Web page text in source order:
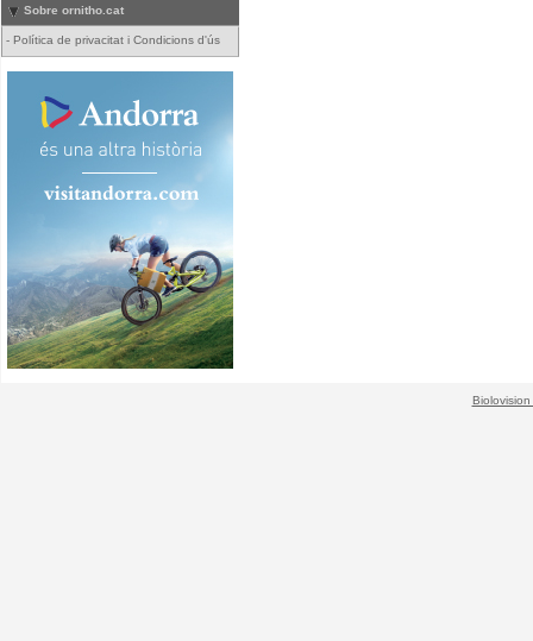
Sobre ornitho.cat
- Política de privacitat i Condicions d'ús
Biolovision